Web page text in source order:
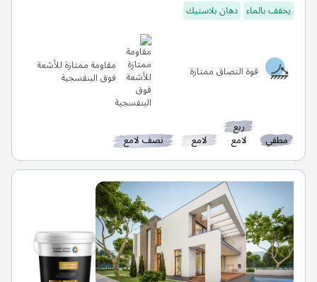
يخفف بالماء دهان بلاستيك
قوة التصاق ممتازة مقاومة ممتازة للأشعة
فوق البنفسجية
مطفي
ربع
لامع لامع نصف لامع